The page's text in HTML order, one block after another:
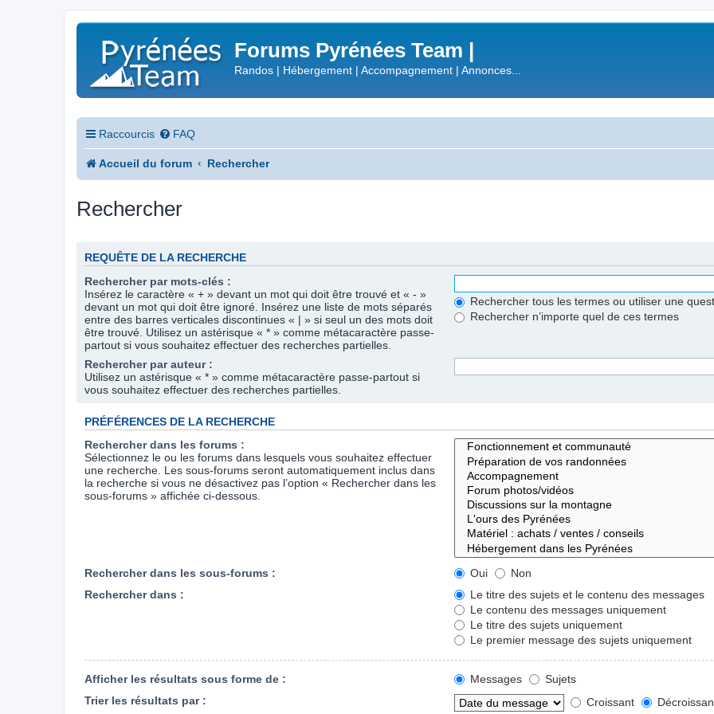
Forums Pyrénées Team |
Randos | Hébergement | Accompagnement | Annonces...
Raccourcis FAQ
Accueil du forum Rechercher
Rechercher
REQUÊTE DE LA RECHERCHE
Rechercher par mots-clés :
Insérez le caractère « + » devant un mot qui doit être trouvé et « - »
devant un mot qui doit être ignoré. Insérez une liste de mots séparés
entre des barres verticales discontinues « | » si seul un des mots doit
être trouvé. Utilisez un astérisque « * » comme métacaractère passe-
partout si vous souhaitez effectuer des recherches partielles.
Rechercher tous les termes ou utiliser une
Rechercher n’importe quel de ces termes
Rechercher par auteur :
Utilisez un astérisque « * » comme métacaractère passe-partout si
vous souhaitez effectuer des recherches partielles.
PRÉFÉRENCES DE LA RECHERCHE
Rechercher dans les forums :
Sélectionnez le ou les forums dans lesquels vous souhaitez effectuer
une recherche. Les sous-forums seront automatiquement inclus dans
la recherche si vous ne désactivez pas l’option « Rechercher dans les
sous-forums » affichée ci-dessous.
Rechercher dans les sous-forums : Oui
Non
Rechercher dans :
Le titre des sujets et le contenu des messages
Le contenu des messages uniquement
Le titre des sujets uniquement
Le premier message des sujets uniquement
Afficher les résultats sous forme de : Messages
Sujets
Trier les résultats par :
Croissant